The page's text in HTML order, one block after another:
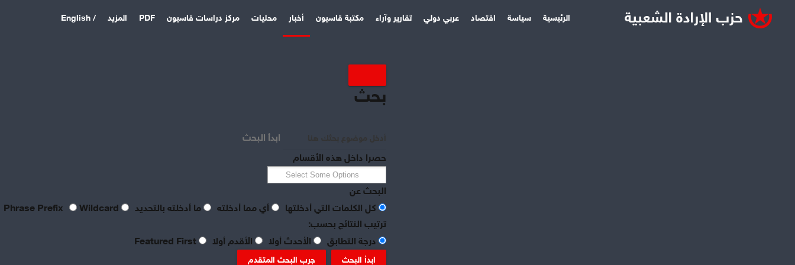
الرئيسية سياسة اقتصاد عربي دولي تقارير وآراء مكتبة قاسيون أخبار محليات مركز دراسات قاسيون PDF المزيد / English
بحث
ابدأ البحث
حصرا داخل هذه الأقسام
البحث عن
كل الكلمات التي أدخلتها
أي مما أدخلته ما أدخلته بالتحديد
Wildcard
ترتيب النتائج بحسب:
درجة التطابق
الأحدث أولا الأقدم أولا
ابدأ البحث جرب البحث المتقدم
تعقيبٌ عمالي على طروحات
الصناعي نور الدين سمحا حول